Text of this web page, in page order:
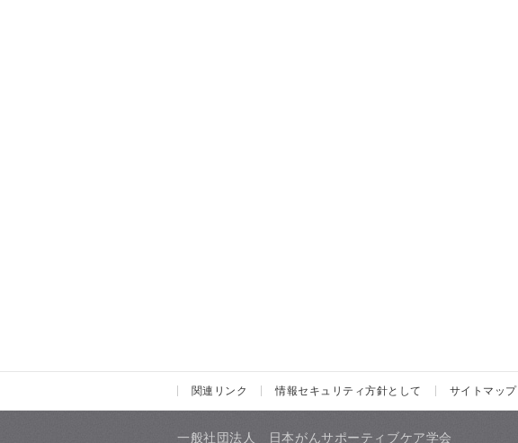
関連リンク 情報セキュリティ方針として サイトマップ
一般社団法人 日本がんサポーティブケア学会